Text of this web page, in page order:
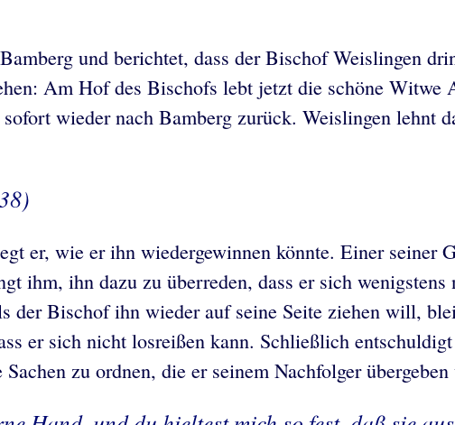
und berichtet, dass der Bischof Weislingen
Am Hof des Bischofs lebt jetzt die schöne Witwe
wieder nach Bamberg zurück. Weislingen lehnt
er, wie er ihn wiedergewinnen könnte. Einer seiner
ihm, ihn dazu zu überreden, dass er sich
der Bischof ihn wieder auf seine Seite ziehen will,
er sich nicht losreißen kann. Schließlich
zu ordnen, die er seinem Nachfolger